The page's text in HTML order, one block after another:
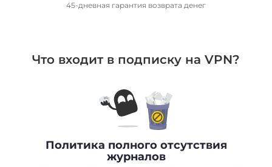
45-дневная гарантия возврата денег
Что входит в подписку на VPN?
Политика полного отсутствия
журналов